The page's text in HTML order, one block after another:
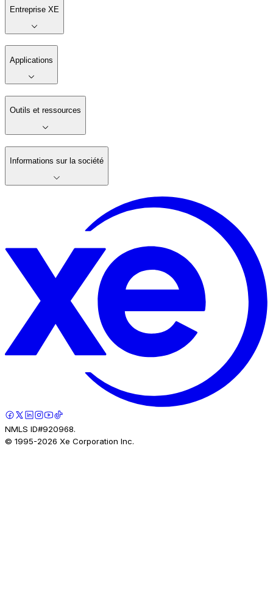
Entreprise XE
Applications
Outils et ressources
Informations sur la société
NMLS ID#920968.
© 1995-2026 Xe Corporation Inc.